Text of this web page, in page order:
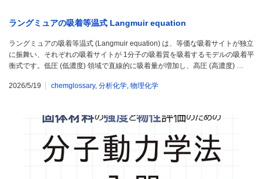
ラングミュアの吸着等温式 Langmuir equation
ラングミュアの吸着等温式 (Langmuir equation) は、等価な吸着サイトが独立
に振舞い、それぞれの吸着サイトが 1分子の吸着質を吸着するモデルの吸着平
衡式です。低圧 (低濃度) 領域で直線的に吸着量が増加し、高圧 (高濃度) …
2026/5/19 chemglossary, 分析化学 物理化学